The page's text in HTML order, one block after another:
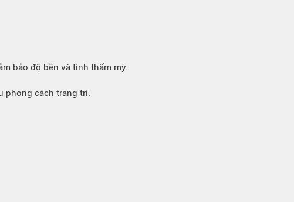
bảo độ bền và tính thẩm mỹ.
phong cách trang trí.